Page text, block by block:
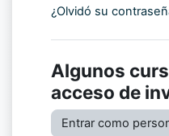
¿Olvidó su
Algunos
acceso de
Entrar como